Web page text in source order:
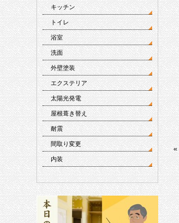
«
キッチン
トイレ
浴室
洗面
外壁塗装
エクステリア
太陽光発電
屋根葺き替え
耐震
間取り変更
内装